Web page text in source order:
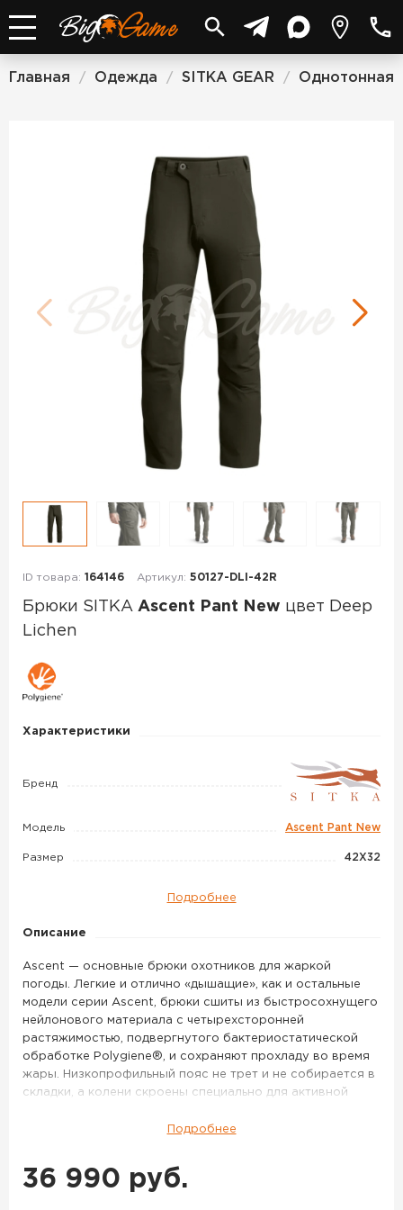
Главная / Одежда / SITKA GEAR / Однотонная
ID товара: 164146 Артикул: 50127-DLI-42R
Брюки SITKA Ascent Pant New цвет Deep
Lichen
Брюки
SITKA
Pant
цвет
Lichen
Характеристики
Бренд
Модель Ascent Pant New
Размер 42X32
Подробнее
Описание
Ascent — основные брюки охотников для жаркой
погоды. Легкие и отлично «дышащие», как и остальные
модели серии Ascent, брюки сшиты из быстросохнущего
нейлонового материала с четырехсторонней
растяжимостью, подвергнутого бактериостатической
обработке Polygiene®, и сохраняют прохладу во время
жары. Низкопрофильный пояс не трет и не собирается в
складки, а колени скроены специально для активной
выводят наружу тепло и испарения тела, позволяя вам с
начале сезона. При желании, для дополнительной защиты
в специальные карманы на коленях можно вставить
Подробнее
36 990 руб.